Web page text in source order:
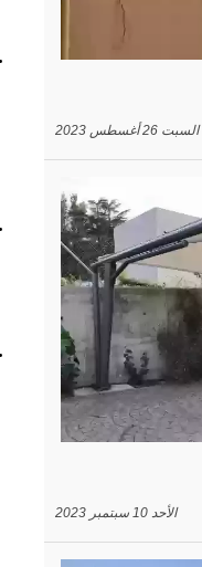
السبت 26 أغسطس 2023
الأحد 10 سبتمبر 2023